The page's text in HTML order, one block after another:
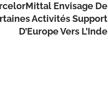
Envisage De
Activités Support
D’Europe Vers L’Inde